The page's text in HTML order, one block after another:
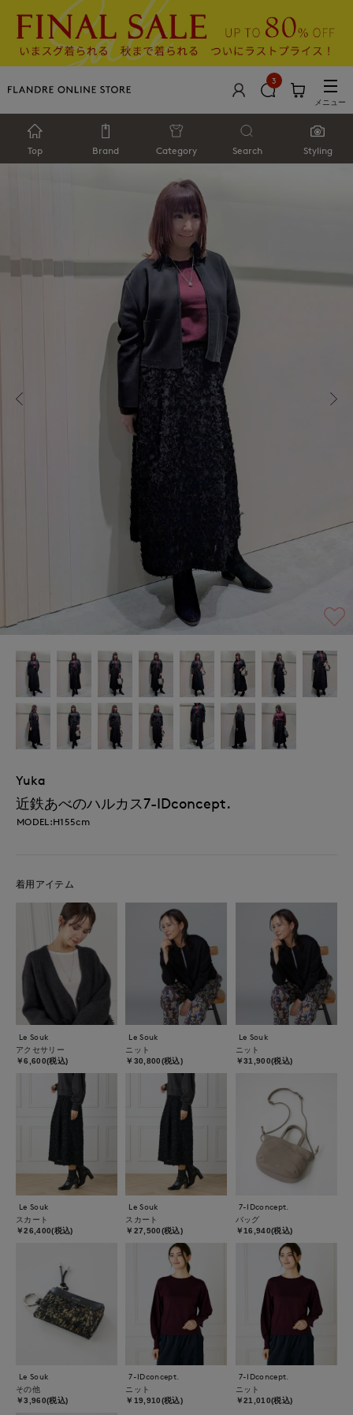
3
メニュー
Top Brand Category Search Styling
Yuka
近鉄あべのハルカス7-IDconcept.
MODEL:H155cm
着用アイテム
Le Souk
アクセサリー
￥6,600(税込)
Le Souk
ニット
￥30,800(税込)
Le Souk
ニット
￥31,900(税込)
Le Souk
スカート
￥26,400(税込)
Le Souk
スカート
￥27,500(税込)
7-IDconcept.
バッグ
￥16,940(税込)
Le Souk
その他
￥3,960(税込)
7-IDconcept.
ニット
￥19,910(税込)
7-IDconcept.
ニット
￥21,010(税込)